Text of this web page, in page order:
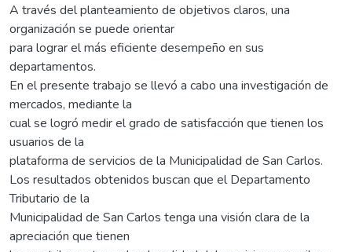
A través del planteamiento de objetivos claros, una
organización se puede orientar
para lograr el más eficiente desempeño en sus
departamentos.
En el presente trabajo se llevó a cabo una investigación de
mercados, mediante la
cual se logró medir el grado de satisfacción que tienen los
usuarios de la
plataforma de servicios de la Municipalidad de San Carlos.
Los resultados obtenidos buscan que el Departamento
Tributario de la
Municipalidad de San Carlos tenga una visión clara de la
apreciación que tienen